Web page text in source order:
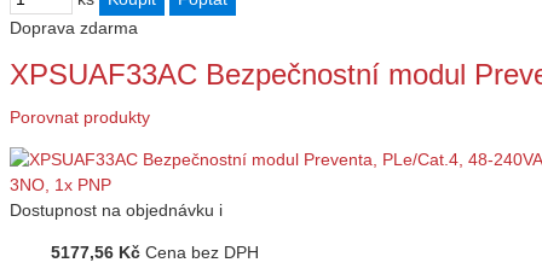
Doprava zdarma
XPSUAF33AC Bezpečnostní modul
Porovnat produkty
Dostupnost na objednávku i
5177,56 Kč Cena bez DPH